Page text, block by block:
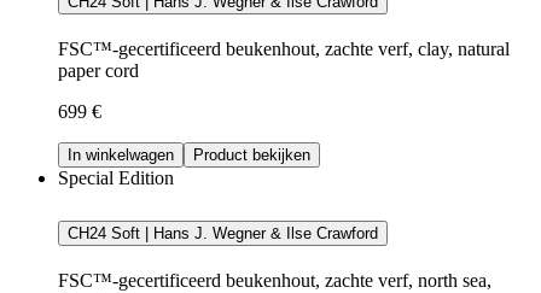
FSC™-gecertificeerd beukenhout, zachte verf, clay, natural
paper cord
699 €
In winkelwagen Product bekijken
Special Edition
CH24 Soft | Hans J. Wegner & Ilse Crawford
FSC™-gecertificeerd beukenhout, zachte verf, north sea,